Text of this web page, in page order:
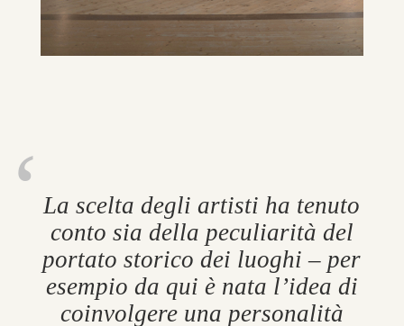
La scelta degli artisti ha ten­uto
conto sia della pe­cu­li­arità del
portato storico dei luoghi – per
es­em­pio da qui è nata l’idea di
coin­volgere una per­son­alità